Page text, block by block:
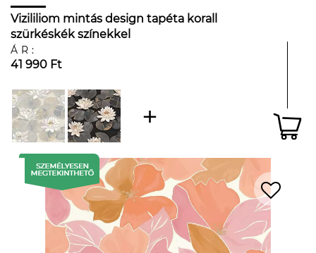
Vizililiom mintás design tapéta korall
szürkéskék színekkel
ÁR:
41 990 Ft